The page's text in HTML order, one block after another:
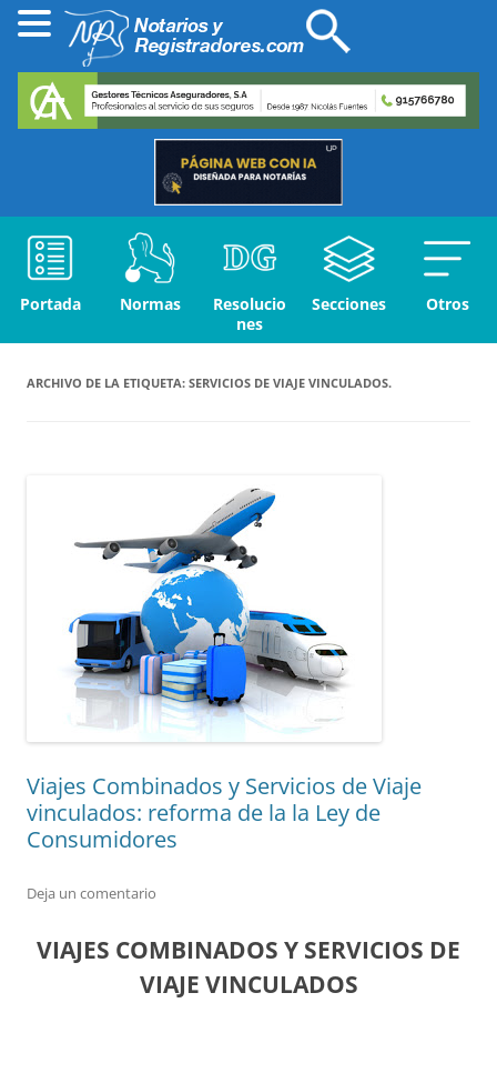
Portada Normas
Resolucio
nes
Secciones Otros
ARCHIVO DE LA ETIQUETA: SERVICIOS DE VIAJE VINCULADOS.
Viajes Combinados y Servicios de Viaje
vinculados: reforma de la la Ley de
Consumidores
Deja un comentario
VIAJES COMBINADOS Y SERVICIOS DE
VIAJE VINCULADOS